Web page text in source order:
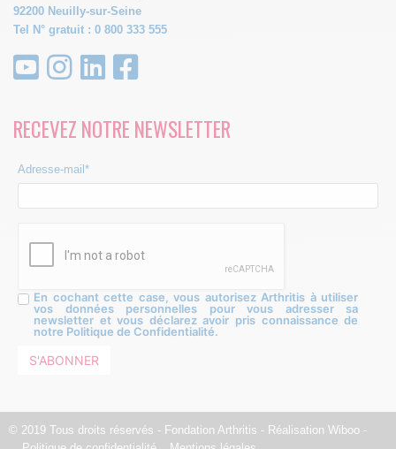
92200 Neuilly-sur-Seine
Tel N° gratuit : 0 800 333 555
RECEVEZ NOTRE NEWSLETTER
Adresse-mail*
En cochant cette case, vous autorisez Arthritis à utiliser
vos données personnelles pour vous adresser sa
newsletter et vous déclarez avoir pris connaissance de
notre Politique de Confidentialité.
© 2019 Tous droits réservés - Fondation Arthritis - Réalisation Wiboo -